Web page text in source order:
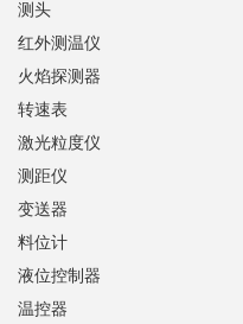
测头
红外测温仪
火焰探测器
转速表
激光粒度仪
测距仪
变送器
料位计
液位控制器
温控器